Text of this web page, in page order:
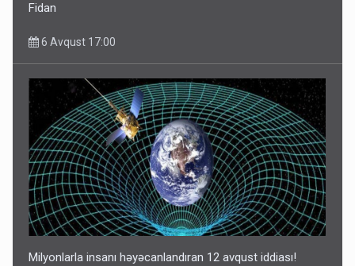
Fidan
6 Avqust 17:00
Milyonlarla insanı həyəcanlandıran 12 avqust iddiası!